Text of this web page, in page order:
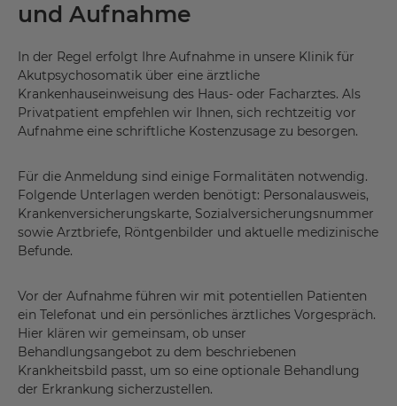
und Aufnahme
In der Regel erfolgt Ihre Aufnahme in unsere Klinik für
Akutpsychosomatik über eine ärztliche
Krankenhauseinweisung des Haus- oder Facharztes. Als
Privatpatient empfehlen wir Ihnen, sich rechtzeitig vor
Aufnahme eine schriftliche Kostenzusage zu besorgen.
Für die Anmeldung sind einige Formalitäten notwendig.
Folgende Unterlagen werden benötigt: Personalausweis,
Krankenversicherungskarte, Sozialversicherungsnummer
sowie Arztbriefe, Röntgenbilder und aktuelle medizinische
Befunde.
Vor der Aufnahme führen wir mit potentiellen Patienten
ein Telefonat und ein persönliches ärztliches Vorgespräch.
Hier klären wir gemeinsam, ob unser
Behandlungsangebot zu dem beschriebenen
Krankheitsbild passt, um so eine optionale Behandlung
der Erkrankung sicherzustellen.